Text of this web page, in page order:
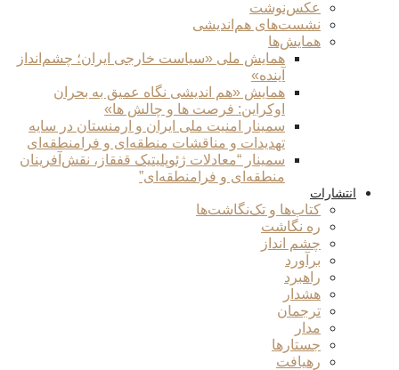
عکس‌نوشت
نشست‌های هم‌اندیشی
همایش‌ها
همایش ملی «سیاست خارجی ایران؛ چشم‌انداز
آینده»
همایش «هم اندیشی نگاه عمیق به بحران
اوکراین: فرصت ها و چالش ها»
سمینار امنیت ملی ایران و ارمنستان در سایه
تهدیدات و مناقشات منطقه‌ای و فرامنطقه‌ای
سمینار “معادلات ژئوپلیتیک قفقاز، نقش‌آفرینان
منطقه‌ای و فرامنطقه‌ای”
انتشارات
کتاب‌ها و تک‌نگاشت‌ها
ره نگاشت
چشم انداز
برآورد
راهبرد
هشدار
ترجمان
مدار
جستارها
رهیافت